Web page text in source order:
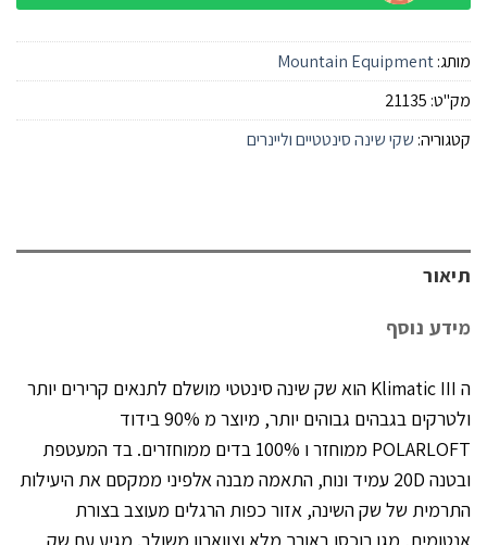
מותג:Mountain Equipment
מק"ט: 21135
קטגוריה: שקי שינה סינטטיים וליינרים
תיאור
מידע נוסף
ה Klimatic III הוא שק שינה סינטטי מושלם לתנאים קרירים יותר
ולטרקים בגבהים גבוהים יותר, מיוצר מ 90% בידוד
POLARLOFT
ממוחזר ו 100% בדים ממוחזרים. בד המעטפת
ובטנה 20D עמיד ונוח, התאמה מבנה אלפיני ממקסם את היעילות
התרמית של שק השינה, אזור כפות הרגלים מעוצב בצורת